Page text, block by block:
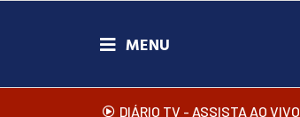
DIÁRIO TV - ASSISTA AO VIVO